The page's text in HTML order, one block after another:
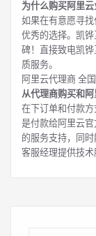
为什么购买阿里
如果在有意愿寻
优秀的选择。凯
碑！直接致电凯
质服务。
阿里云代理商 全
从代理商购买和阿
在下订单和付款
是付款给阿里云
的服务支持，同
客服经理提供技术